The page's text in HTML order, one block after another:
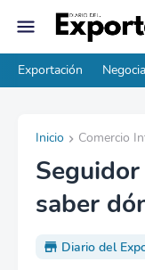
Exportación
Inicio Comercio
saber
Diario del